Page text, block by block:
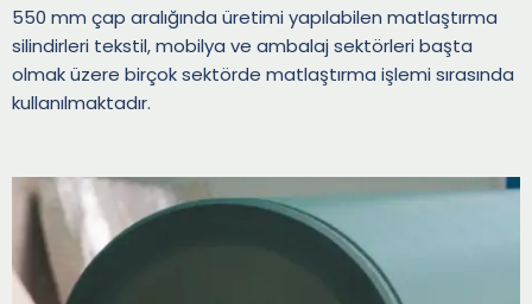
550 mm çap aralığında üretimi yapılabilen matlaştırma
silindirleri tekstil, mobilya ve ambalaj sektörleri başta
olmak üzere birçok sektörde matlaştırma işlemi sırasında
kullanılmaktadır.